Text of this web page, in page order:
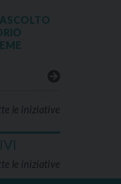
le iniziative
le iniziative